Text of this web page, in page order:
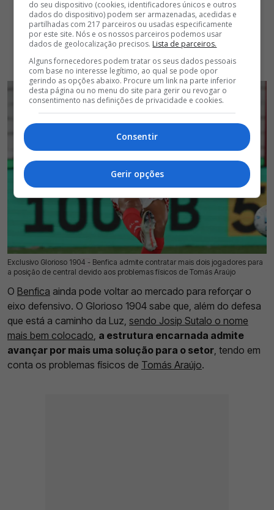
Exclusivo Glorioso 1904 - Benfica admite contratar mais dois jogadores para
a posição de central devido aos problemas físicos de Tomás Araújo
10 Ago 2026 | 03:00 | 0
O Benfica ainda pode voltar ao mercado para reforçar o
eixo defensivo. O Glorioso 1904 sabe que, além do defesa
que está a caminho da Luz, sendo Josip Sutalo o nome
mais bem colocado a estrutura encarnada admite
avançar por mais uma solução para o setor , tendo em
conta os problemas físicos de Tomás Araújo.
do seu dispositivo (cookies, identificadores únicos e outros
dados do dispositivo) podem ser armazenadas, acedidas e
partilhadas com 217 parceiros ou usadas especificamente
por este site. Nós e os nossos parceiros podemos usar
dados de geolocalização precisos. Lista de parceiros.
Alguns fornecedores podem tratar os seus dados pessoais
com base no interesse legítimo, ao qual se pode opor
gerindo as opções abaixo. Procure um link na parte inferior
desta página ou no menu do site para gerir ou revogar o
consentimento nas definições de privacidade e cookies.
Consentir
Gerir opções